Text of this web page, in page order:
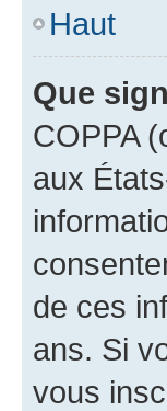
Haut
Que
COPPA
aux
de ces
ans. Si
vous